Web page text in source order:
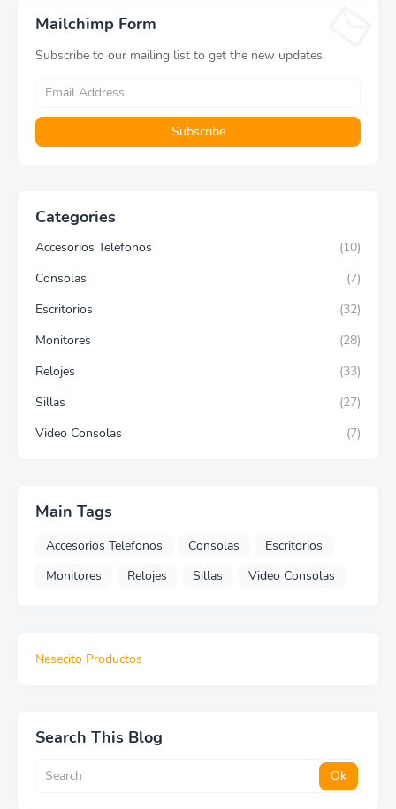
Mailchimp Form
Subscribe to our mailing list to get the new updates.
Categories
Accesorios Telefonos
(10)
Consolas
(7)
Escritorios
(32)
Monitores
(28)
Relojes
(33)
Sillas
(27)
Video Consolas
(7)
Main Tags
Accesorios Telefonos Consolas
Escritorios
Monitores
Relojes Sillas Video Consolas
Nesecito Productos
Search This Blog